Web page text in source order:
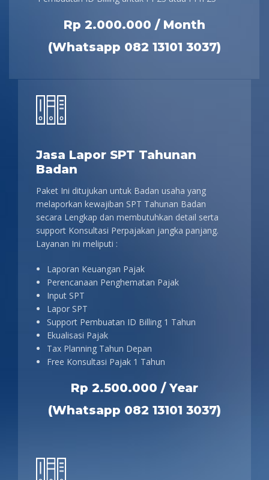
Rp 2.000.000 / Month
(Whatsapp 082 13101 3037)
Jasa Lapor SPT Tahunan
Badan
Paket Ini ditujukan untuk Badan usaha yang
melaporkan kewajiban SPT Tahunan Badan
secara Lengkap dan membutuhkan detail serta
support Konsultasi Perpajakan jangka panjang.
Layanan Ini meliputi :
Laporan Keuangan Pajak
Perencanaan Penghematan Pajak
Input SPT
Lapor SPT
Support Pembuatan ID Billing 1 Tahun
Ekualisasi Pajak
Tax Planning Tahun Depan
Free Konsultasi Pajak 1 Tahun
Rp 2.500.000 / Year
(Whatsapp 082 13101 3037)